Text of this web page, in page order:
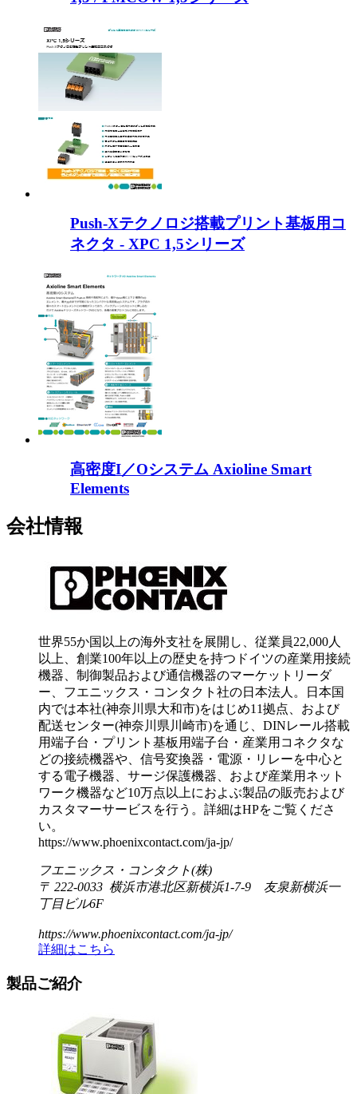
Push-Xテクノロジ搭載プリント基板用コ
ネクタ - XPC 1,5シリーズ
高密度I／Oシステム Axioline Smart
Elements
会社情報
世界55か国以上の海外支社を展開し、従業員22,000人
以上、創業100年以上の歴史を持つドイツの産業用接続
機器、制御製品および通信機器のマーケットリーダ
ー、フエニックス・コンタクト社の日本法人。日本国
内では本社(神奈川県大和市)をはじめ11拠点、および
配送センター(神奈川県川崎市)を通じ、DINレール搭載
用端子台・プリント基板用端子台・産業用コネクタな
どの接続機器や、信号変換器・電源・リレーを中心と
する電子機器、サージ保護機器、および産業用ネット
ワーク機器など10万点以上におよぶ製品の販売および
カスタマーサービスを行う。詳細はHPをご覧くださ
い。
https://www.phoenixcontact.com/ja-jp/
フエニックス・コンタクト(株)
〒 222-0033 横浜市港北区新横浜1-7-9 友泉新横浜一
丁目ビル6F
https://www.phoenixcontact.com/ja-jp/
詳細はこちら
製品ご紹介